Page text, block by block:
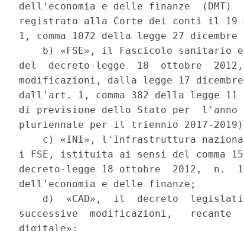
dell'economia e delle finanze  (DMT)
registrato alla Corte dei conti il 19
1, comma 1072 della legge 27
b) «FSE», il Fascicolo sanitario
del  decreto-legge  18  ottobre
modificazioni, dalla legge 17
dall'art. 1, comma 382 della legge 11
di previsione dello Stato per
pluriennale per il triennio 2017-
c) «INI», l'Infrastruttura
i FSE, istituita ai sensi del comma
decreto-legge 18 ottobre  2012,  n.
dell'economia e delle finanze;
d)  «CAD»,  il  decreto
successive  modificazioni,   recante
digitale»;